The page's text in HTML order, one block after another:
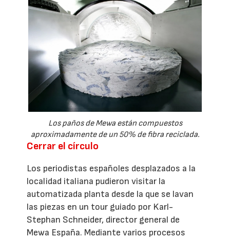
Los paños de Mewa están compuestos
aproximadamente de un 50% de fibra reciclada.
Cerrar el círculo
Los periodistas españoles desplazados a la
localidad italiana pudieron visitar la
automatizada planta desde la que se lavan
las piezas en un tour guiado por Karl-
Stephan Schneider, director general de
Mewa España. Mediante varios procesos